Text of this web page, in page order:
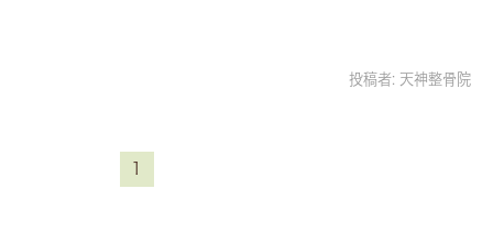
投稿者: 天神整骨院
1